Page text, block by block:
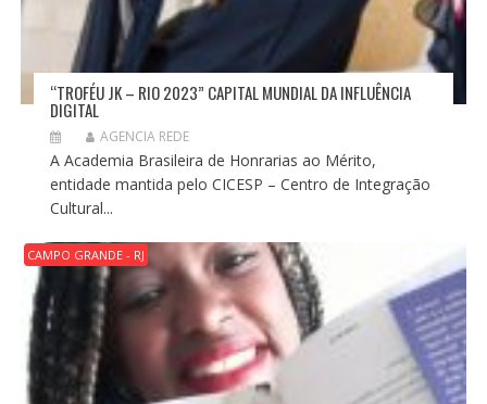
“TROFÉU JK – RIO 2023” CAPITAL MUNDIAL DA INFLUÊNCIA
DIGITAL
AGENCIA REDE
A Academia Brasileira de Honrarias ao Mérito,
entidade mantida pelo CICESP – Centro de Integração
Cultural...
CAMPO GRANDE - RJ